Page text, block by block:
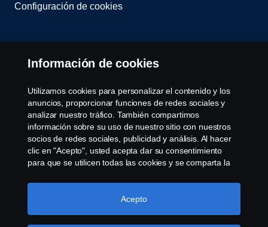
Configuración de cookies
© Copyright Scania 2025 All rights reserved. Scania
CV AB (publ), SE-151 87 Södertälje, Sweden, Tel:
+46-8-55 38 10 00, Fax: +46-8-55 38 10 37.
Información de cookies
Utilizamos cookies para personalizar el contenido y los
anuncios, proporcionar funciones de redes sociales y
analizar nuestro tráfico. También compartimos
información sobre su uso de nuestro sitio con nuestros
socios de redes sociales, publicidad y análisis. Al hacer
clic en "Acepto", usted acepta dar su consentimiento
para que se utilicen todas las cookies y se comparta la
haciendo clic en "Configuración de cookies" y
seleccionando las categorías que desea aceptar. Para
Acepto